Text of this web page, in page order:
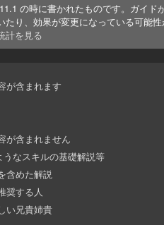
11.1 の時に書かれたものです。ガイド
り、効果が変更になっている可能性
計を見る
が含まれます
が含まれません
うなスキルの基礎解説等
含めた解説
奨する人
い兄貴姉貴